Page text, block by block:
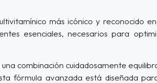
más icónico y reconocido
esenciales, necesarios para
una combinación cuidadosamente
fórmula avanzada está diseñada